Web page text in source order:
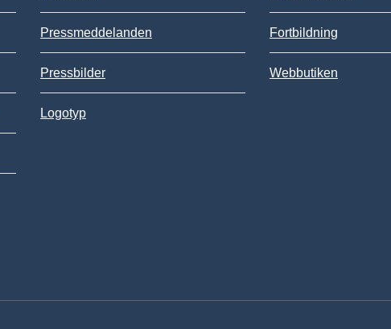
Pressmeddelanden
Pressbilder
Logotyp
Fortbildning
Webbutiken